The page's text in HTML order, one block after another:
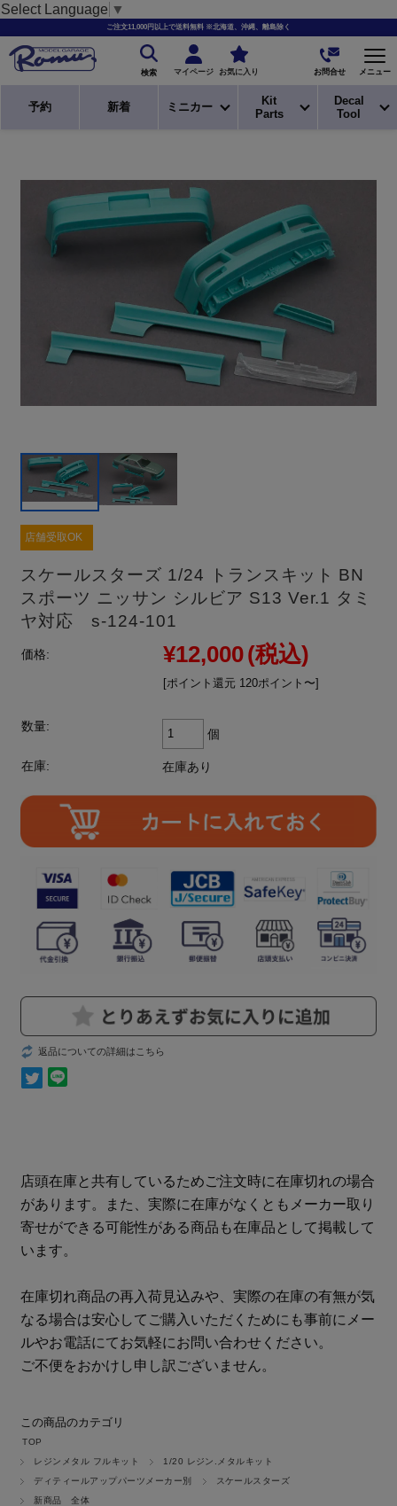
Select Language ▼
ご注文11,000円以上で送料無料 ※北海道、沖縄、離島除く
検索 マイページ お気に入り お問合せ メニュー
予約 新着 ミニカー
Kit
Parts
Decal
Tool
店舗受取OK
スケールスターズ 1/24 トランスキット BN
スポーツ ニッサン シルビア S13 Ver.1 タミ
ヤ対応 s-124-101
価格: ¥12,000(税込)
[ポイント還元 120ポイント〜]
数量:
個
在庫: 在庫あり
返品についての詳細はこちら
店頭在庫と共有しているためご注文時に在庫切れの場合
があります。また、実際に在庫がなくともメーカー取り
寄せができる可能性がある商品も在庫品として掲載して
います。
在庫切れ商品の再入荷見込みや、実際の在庫の有無が気
なる場合は安心してご購入いただくためにも事前にメー
ルやお電話にてお気軽にお問い合わせください。
ご不便をおかけし申し訳ございません。
この商品のカテゴリ
TOP
レジンメタル フルキット
1/20 レジン.メタルキット
ディティールアップパーツメーカー別
スケールスターズ
新商品 全体